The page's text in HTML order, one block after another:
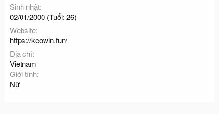
Sinh nhật
02/01/2000 (Tuổi: 26)
Website
https://keowin.fun/
Địa chỉ
Vietnam
Giới tính
Nữ